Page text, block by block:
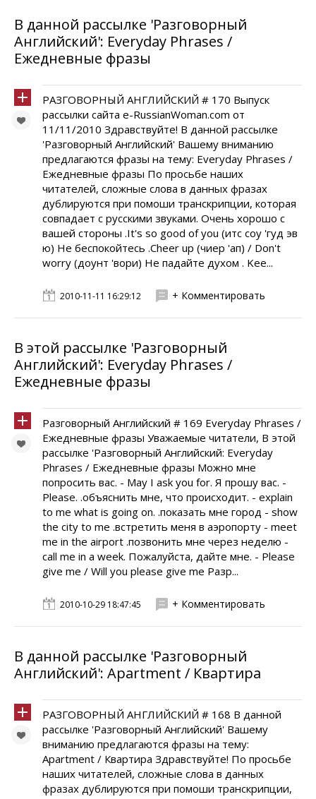
В данной рассылке 'Разговорный
Английский': Everyday Phrases /
Ежедневные фразы
РАЗГОВОРНЫЙ АНГЛИЙСКИЙ # 170 Выпуск
рассылки сайта e-RussianWoman.com от
11/11/2010 Здравствуйте! В данной рассылке
'Разговорный Английский' Вашему вниманию
предлагаются фразы на тему: Everyday Phrases /
Ежедневные фразы По просьбе наших
читателей, сложные слова в данных фразах
дублируются при помоши транскрипции, которая
совпадает с русскими звуками. Очень хорошо с
вашей стороны .It's so good of you (итс соу 'гуд эв
ю) Не беспокойтесь .Cheer up (чиер 'ап) / Don't
worry (доунт 'вори) Не падайте духом . Kee...
2010-11-11 16:29:12 + Комментировать
В этой рассылке 'Разговорный
Английский': Everyday Phrases /
Ежедневные фразы
Разговорный Английский # 169 Everyday Phrases /
Ежедневные фразы Уважаемые читатели, В этой
рассылке 'Разговорный Английский: Everyday
Phrases / Ежедневные фразы Можно мне
попросить вас. - May I ask you for. Я прошу вас. -
Please. .объяснить мне, что происходит. - explain
to me what is going on. .показать мне город - show
the city to me .встретить меня в аэропорту - meet
me in the airport .позвонить мне через неделю -
call me in a week. Пожалуйста, дайте мне. - Please
give me / Will you please give me Разр...
2010-10-29 18:47:45 + Комментировать
В данной рассылке 'Разговорный
Английский': Apartment / Квартира
РАЗГОВОРНЫЙ АНГЛИЙСКИЙ # 168 В данной
рассылке 'Разговорный Английский' Вашему
вниманию предлагаются фразы на тему:
Apartment / Квартира Здравствуйте! По просьбе
наших читателей, сложные слова в данных
фразах дублируются при помоши транскрипции,